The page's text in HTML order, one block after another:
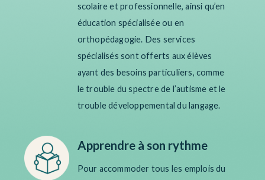
scolaire et professionnelle,ainsi qu’en
éducation spécialisée ou en
orthopédagogie. Des services
spécialisés sont offerts aux élèves
ayant des besoins particuliers,comme
letrouble du spectre de l’autisme et le
trouble développemental du langage.
Apprendre à son rythme
Pour accommoder tous les emplois du